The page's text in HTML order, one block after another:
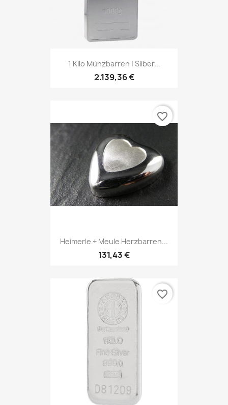
1 Kilo Münzbarren | Silber...
2.139,36 €
Heimerle + Meule Herzbarren...
131,43 €
favorite_border
favorite_border